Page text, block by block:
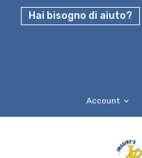
Hai bisogno di aiuto?
Account expand_more